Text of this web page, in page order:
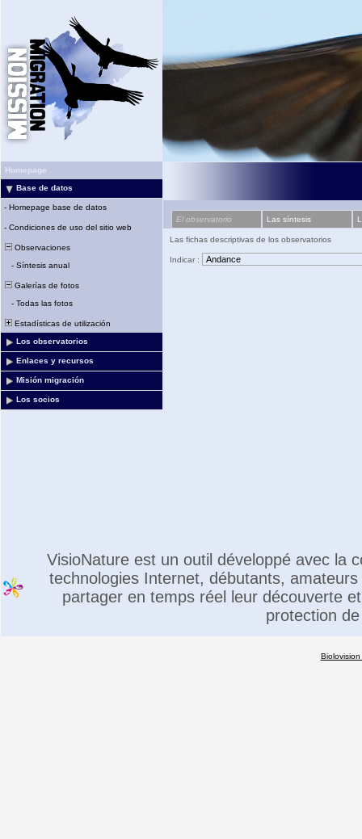
Homepage
Base de datos
- Homepage base de datos
- Condiciones de uso del sitio web
Observaciones
- Síntesis anual
Galerías de fotos
- Todas las fotos
Estadísticas de utilización
Los observatorios
Enlaces y recursos
Misión migración
Los socios
El observatorio Las síntesis
Las fichas descriptivas de los observatorios
Indicar :
VisioNature est un outil développé avec la
technologies Internet, débutants,
partager en temps réel leur découverte
protection
Biolovision